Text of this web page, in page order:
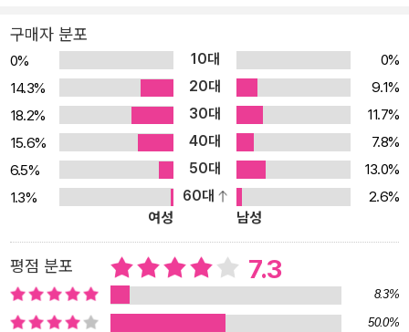
일 통일 전후 동독 주민들이 살아가는 모습을 가볍고 명쾌하게 묘사
했다. 사랑에 흔들리고 인생의 선택에 대해 고민해 본 이들이라면, 우
스꽝스럽지만 사랑스럽고, 낯설지만 어딘지 우리와 닮은 두 연인, 아
담과 에블린의 이야기에 공감할 수 있을 것이다. ▶ 떠나가려는 여자,
붙잡으려는 남자 여기 두 연인의 꿈이 엇갈린다. 아담과 에블린은 동
독에 살고 있다. 부유한 맞춤 재단사 아담은 삶을 향유한다. 그는 예술
가적 성향을 맘껏 발휘해 옷을 만들어 볼품없는 중년 여성들을 아름
답게 만들어 주며, 자신의 옷을 입은 여자들과 사랑을 나눈다. 아담에
게 동독은 그야말로 ‘파라다이스’다. 반면 에블린은 대학에서 공부를
하고 싶어 하지만 입학 허가를 받지 못하고 식당 종업원으로 일한다.
그런 그녀에게 동독 생활은 불만투성이다. 그녀는 동독을 떠나 보다
나은 삶을 찾아 서독으로 가려 한다. 파라다이스의 삶에 만족하는 성
구매자 분포
0% 10대
0%
14.3%
20대
9.1%
18.2%
30대
11.7%
15.6%
40대
7.8%
6.5%
50대
13.0%
1.3%
60대
2.6%
여성
남성
평점 분포 7.3
8.3%
50.0%